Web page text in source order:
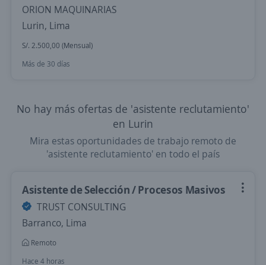
ORION MAQUINARIAS
Lurin, Lima
S/. 2.500,00 (Mensual)
Más de 30 días
No hay más ofertas de 'asistente reclutamiento'
en Lurin
Mira estas oportunidades de trabajo remoto de
'asistente reclutamiento' en todo el país
Asistente de Selección / Procesos Masivos
TRUST CONSULTING
Barranco, Lima
Remoto
Hace 4 horas